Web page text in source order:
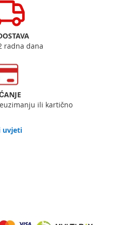
radna dana
ili kartično
uvjeti